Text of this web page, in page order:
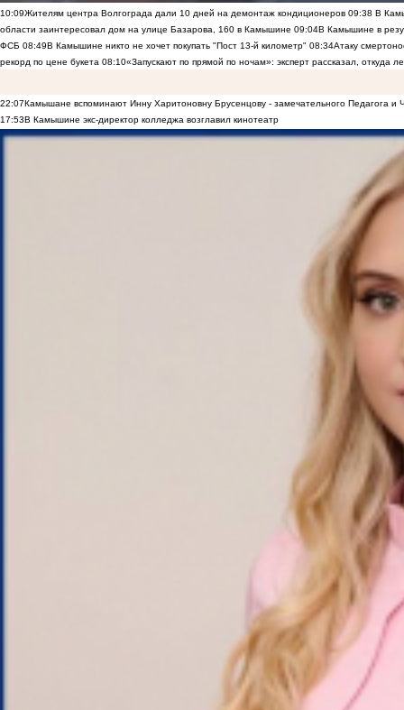
10:09Жителям центра Волгограда дали 10 дней на демонтаж кондиционеров 09:38 В
области заинтересовал дом на улице Базарова, 160 в Камышине 09:04В Камышине в
ФСБ 08:49В Камышине никто не хочет покупать "Пост 13-й километр" 08:34Атаку
рекорд по цене букета 08:10«Запускают по прямой по ночам»: эксперт рассказал, откуда
22:07Камышане вспоминают Инну Харитоновну Брусенцову - замечательного Педагога и
17:53В Камышине экс-директор колледжа возглавил кинотеатр